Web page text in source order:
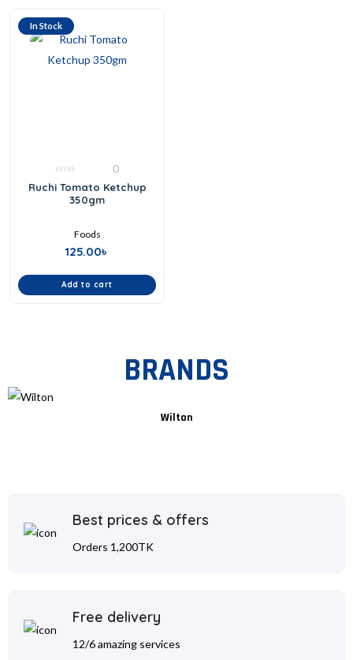
In Stock
0
out
0
Ruchi Tomato Ketchup
350gm
Foods
125.00৳
Add to cart
BRANDS
Wilton
Best prices & offers
Orders 1,200TK
Free delivery
12/6 amazing services